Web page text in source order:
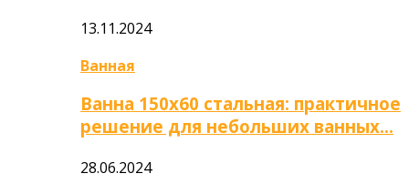
13.11.2024
Ванная
Ванна 150х60 стальная: практичное
решение для небольших ванных…
28.06.2024